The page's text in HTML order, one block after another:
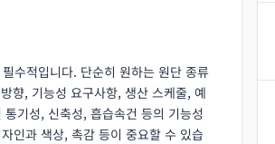
수적입니다. 단순히 원하는 원단 종류
향, 기능성 요구사항, 생산 스케줄, 예
기성, 신축성, 흡습속건 등의 기능성
인과 색상, 촉감 등이 중요할 수 있습